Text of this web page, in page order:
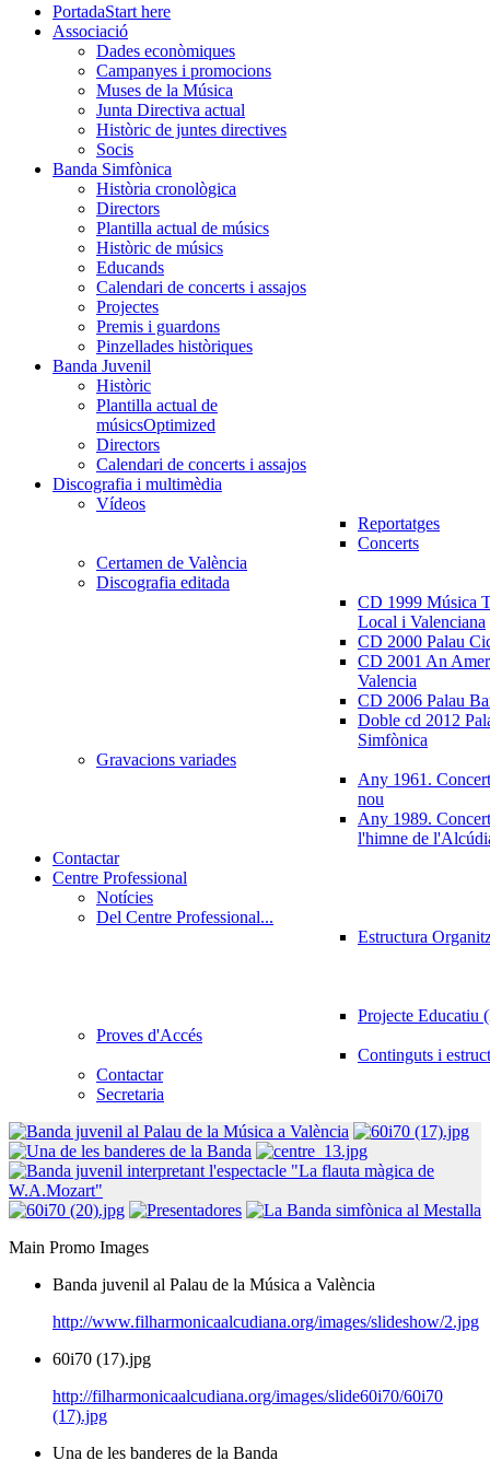
PortadaStart here
Associació
Dades econòmiques
Campanyes i promocions
Muses de la Música
Junta Directiva actual
Històric de juntes directives
Socis
Banda Simfònica
Història cronològica
Directors
Plantilla actual de músics
Històric de músics
Educands
Calendari de concerts i assajos
Projectes
Premis i guardons
Pinzellades històriques
Banda Juvenil
Històric
Plantilla actual de
músicsOptimized
Directors
Calendari de concerts i assajos
Discografia i multimèdia
Vídeos
Reportatges
Concerts
Certamen de València
Discografia editada
CD 1999 Música
Local i Valenciana
CD 2000 Palau
CD 2001 An
Valencia
CD 2006 Palau
Doble cd 2012
Simfònica
Gravacions variades
Any 1961.
nou
Any 1989.
l'himne de
Contactar
Centre Professional
Notícies
Del Centre Professional...
Estructura
Projecte Educatiu
Proves d'Accés
Continguts i
Contactar
Secretaria
Main Promo Images
Banda juvenil al Palau de la Música a València
http://www.filharmonicaalcudiana.org/images/slideshow/2.jpg
60i70 (17).jpg
http://filharmonicaalcudiana.org/images/slide60i70/60i70
(17).jpg
Una de les banderes de la Banda